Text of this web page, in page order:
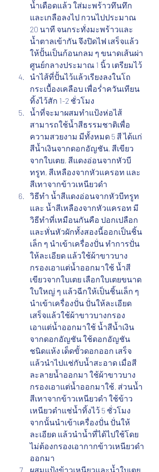
น้ำเดือดแล้ว ใส่มะพร้าวทึนทึก
และเกลือลงไป กวนไปประมาณ
20 นาที จนกระทั่งมะพร้าวและ
น้ำตาลเข้ากัน จึงปิดไฟ เสร็จแล้ว
ให้ปั้นเป็นก้อนกลม ๆ ขนาดเส้นผ่า
ศูนย์กลางประมาณ 1 นิ้ว เตรียมไว้
นำไส้ที่ปั้นไว้แล้วเรียงลงในโถ
กระเบื้องเคลือบ เพื่อร่ำควันเทียน
ทิ้งไว้สัก 1-2 ชั่วโมง
น้ำที่จะมาผสมทำแป้งห่อไส้
สามารถใช้น้ำสีธรรมชาติเพื่อ
ความสวยงาม มีทั้งหมด 5 สี ได้แก่
สีน้ำเงินจากดอกอัญชัน, สีเขียว
จากใบเตย, สีแดงอ่อนจากหัวบี
ทรูท, สีเหลืองจากหัวแครอท และ
สีเทาจากข้าวเหนียวดำ
วิธีทำ น้ำสีแดงอ่อนจากหัวบีทรูท
และ น้ำสีเหลืองจากหัวแครอท มี
วิธีทำที่เหมือนกันคือ ปอกเปลือก
และหั่นหัวผักทั้งสองนี้ออกเป็นชิ้น
เล็ก ๆ นำเข้าเครื่องปั่น ทำการปั่น
ให้ละเอียด แล้วใช้ผ้าขาวบาง
กรองเอาแต่น้ำออกมาใช้ น้ำสี
เขียวจากใบเตย เลือกใบเตยขนาด
ใบใหญ่ ๆ แล้วฉีกให้เป็นชิ้นเล็ก ๆ
นำเข้าเครื่องปั่น ปั่นให้ละเอียด
เสร็จแล้วใช้ผ้าขาวบางกรอง
เอาแต่น้ำออกมาใช้ น้ำสีน้ำเงิน
จากดอกอัญชัน ใช้ดอกอัญชัน
ชนิดแห้ง เด็ดขั้วดอกออก เสร็จ
แล้วนำไปแช่กับน้ำสะอาด เมื่อสี
ละลายน้ำออกมา ใช้ผ้าขาวบาง
กรองเอาแต่น้ำออกมาใช้. ส่วนน้ำ
สีเทาจากข้าวเหนียวดำ ใช้ข้าว
เหนียวดำแช่น้ำทิ้งไว้ 5 ชั่วโมง
จากนั้นนำเข้าเครื่องปั่น ปั่นให้
ละเอียด แล้วนำน้ำที่ได้ไปใช้โดย
ไม่ต้องกรองเอากากข้าวเหนียวดำ
ออกมา
ผสมแป้งข้าวเหนียวและน้ำใบเตย